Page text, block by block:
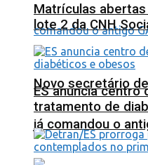
Novo secretário
já comandou o
Matrículas
lote 2 da CNH
ES anuncia centro
tratamento de